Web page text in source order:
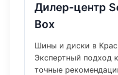
Дилер-центр
Box
Шины и диски в
Экспертный подход
точные